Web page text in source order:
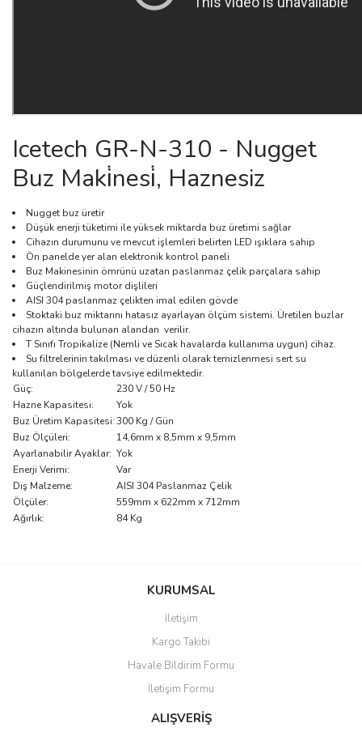
Icetech GR-N-310 - Nugget
Buz Maki̇nesi̇, Haznesiz
Nugget buz üretir
Düşük enerji tüketimi ile yüksek miktarda buz üretimi sağlar
Cihazın durumunu ve mevcut işlemleri belirten LED ışıklara sahip
Ön panelde yer alan elektronik kontrol paneli
Buz Makinesinin ömrünü uzatan paslanmaz çelik parçalara sahip
Güçlendirilmiş motor dişlileri
AISI 304 paslanmaz çelikten imal edilen gövde
Stoktaki buz miktarını hatasız ayarlayan ölçüm sistemi. Üretilen buzlar
cihazın altında bulunan alandan verilir.
T Sınıfı Tropikalize (Nemli ve Sıcak havalarda kullanıma uygun) cihaz.
Su filtrelerinin takılması ve düzenli olarak temizlenmesi sert su
kullanılan bölgelerde tavsiye edilmektedir.
Güç:
230 V / 50 Hz
Hazne Kapasitesi:
Yok
Buz Üretim Kapasitesi:300 Kg / Gün
Buz Ölçüleri:
14,6mm x 8,5mm x 9,5mm
Ayarlanabilir Ayaklar: Yok
Enerji Verimi:
Var
Dış Malzeme:
AISI 304 Paslanmaz Çelik
Ölçüler:
559mm x 622mm x 712mm
Ağırlık:
84 Kg
Bu ürüne ilk yorumu siz yapın!
Ürün resmi kalitesiz, bozuk veya görüntülenemiyor.
Ürün açıklamasında eksik bilgiler bulunuyor.
Ürün bilgilerinde hatalar bulunuyor.
Ürün fiyatı diğer sitelerden daha pahalı.
KURUMSAL
İletişim
Kargo Takibi
Havale Bildirim Formu
İletişim Formu
ALIŞVERİŞ